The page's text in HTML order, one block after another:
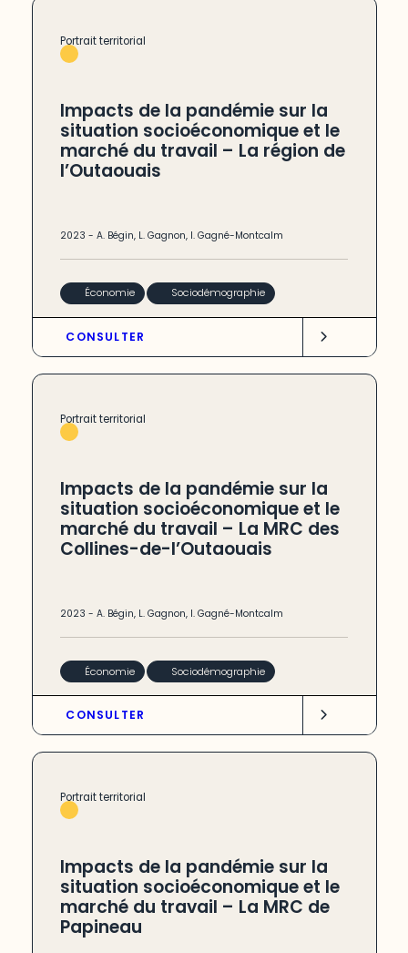
Portrait territorial
Impacts de la pandémie sur la
situation socioéconomique et le
marché du travail – La région de
l’Outaouais
2023-A. Bégin, L. Gagnon, I. Gagné-Montcalm
Économie Sociodémographie
CONSULTER
Portrait territorial
Impacts de la pandémie sur la
situation socioéconomique et le
marché du travail – La MRC des
Collines-de-l’Outaouais
2023-A. Bégin, L. Gagnon, I. Gagné-Montcalm
Économie Sociodémographie
CONSULTER
Portrait territorial
Impacts de la pandémie sur la
situation socioéconomique et le
marché du travail – La MRC de
Papineau